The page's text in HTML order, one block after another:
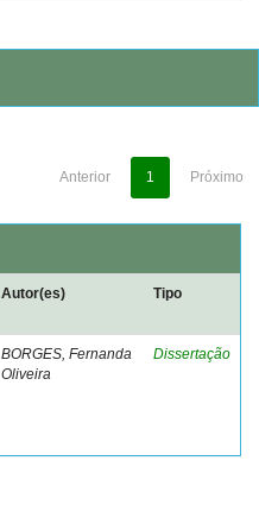
Anterior 1 Próximo
Autor(es) Tipo
BORGES, Fernanda
Oliveira
Dissertação